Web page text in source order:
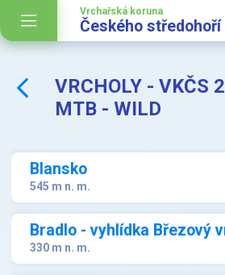
Vrchařská koruna
Českého středohoří
VRCHOLY - VKČS
MTB - WILD
Blansko
545 m n. m.
Bradlo - vyhlídka Březový
330 m n. m.